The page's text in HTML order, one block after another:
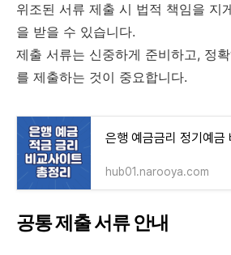
위조된 서류 제출 시 법적 책임을 지
을 받을 수 있습니다.
제출 서류는 신중하게 준비하고, 정
를 제출하는 것이 중요합니다.
hub01.narooya.com
공통 제출 서류 안내